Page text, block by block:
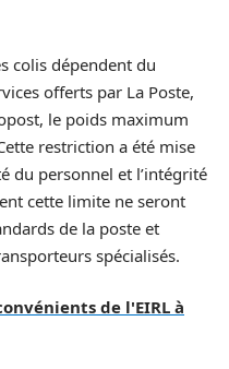
colis dépendent du
offerts par La Poste,
le poids maximum
restriction a été mise
du personnel et l’intégrité
cette limite ne seront
de la poste et
spécialisés.
de l'EIRL à